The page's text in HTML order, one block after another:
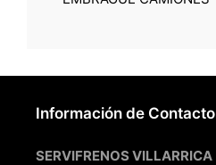
Información de Contacto
SERVIFRENOS VILLARRICA